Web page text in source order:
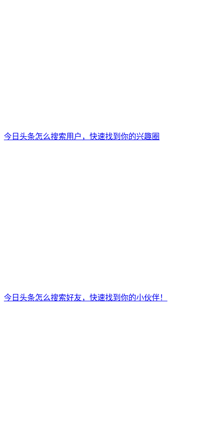
今日头条怎么搜索用户，快速找到你的兴趣圈
今日头条怎么搜索好友，快速找到你的小伙伴！